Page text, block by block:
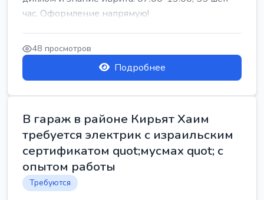
час. Оформление напрямую!
48 просмотров
Подробнее
В гараж в районе Кирьят Хаим
требуется электрик с израильским
сертификатом quot;мусмах quot; с
опытом работы
Требуются